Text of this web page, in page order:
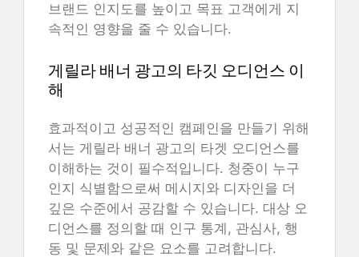
브랜드 인지도를 높이고 목표 고객에게 지
속적인 영향을 줄 수 있습니다.
게릴라 배너 광고의 타깃 오디언스 이
해
효과적이고 성공적인 캠페인을 만들기 위해
서는 게릴라 배너 광고의 타겟 오디언스를
이해하는 것이 필수적입니다. 청중이 누구
인지 식별함으로써 메시지와 디자인을 더
깊은 수준에서 공감할 수 있습니다. 대상 오
디언스를 정의할 때 인구 통계, 관심사, 행
동 및 문제와 같은 요소를 고려합니다.